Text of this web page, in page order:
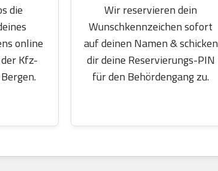
die
online
Kfz-
Wir reservieren dein
Wunschkennzeichen sofort
auf deinen Namen & schicken
dir deine Reservierungs-PIN
für den Behördengang zu.